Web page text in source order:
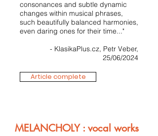
consonances and subtle dynamic
changes within musical phrases,
such beautifully balanced harmonies,
even daring ones for their time..."
- KlasikaPlus.cz, Petr Veber,
25/06/2024
Article complete
MELANCHOLY : vocal works